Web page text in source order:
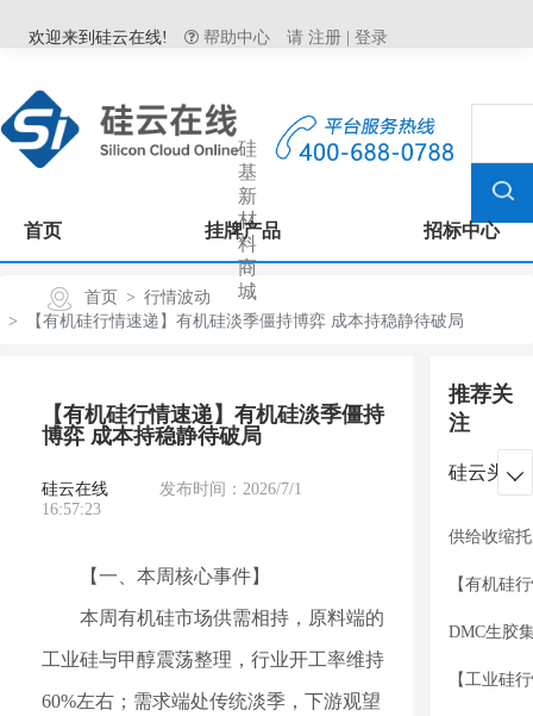
欢迎来到硅云在线! 帮助中心 请 注册 登录
硅
基
新
材
料
商
城
首页 挂牌产品 招标中心
首页
行情波动
【有机硅行情速递】有机硅淡季僵持博弈 成本持稳静待破局
【有机硅行情速递】有机硅淡季僵持
博弈 成本持稳静待破局
硅云在线
发布时间：2026/7/1
16:57:23
【一、本周核心事件】
本周有机硅市场供需相持，原料端的
工业硅与甲醇震荡整理，行业开工率维持
60%左右；需求端处传统淡季，下游观望
推荐关
注
硅云头条

供给收缩
DMC生胶